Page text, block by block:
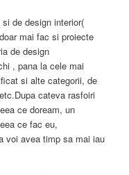
de design interior(
mai fac si proiecte
de design
, pana la cele mai
si alte categorii, de
cateva rasfoiri
ce doream, un
ce fac eu,
voi avea timp sa mai iau